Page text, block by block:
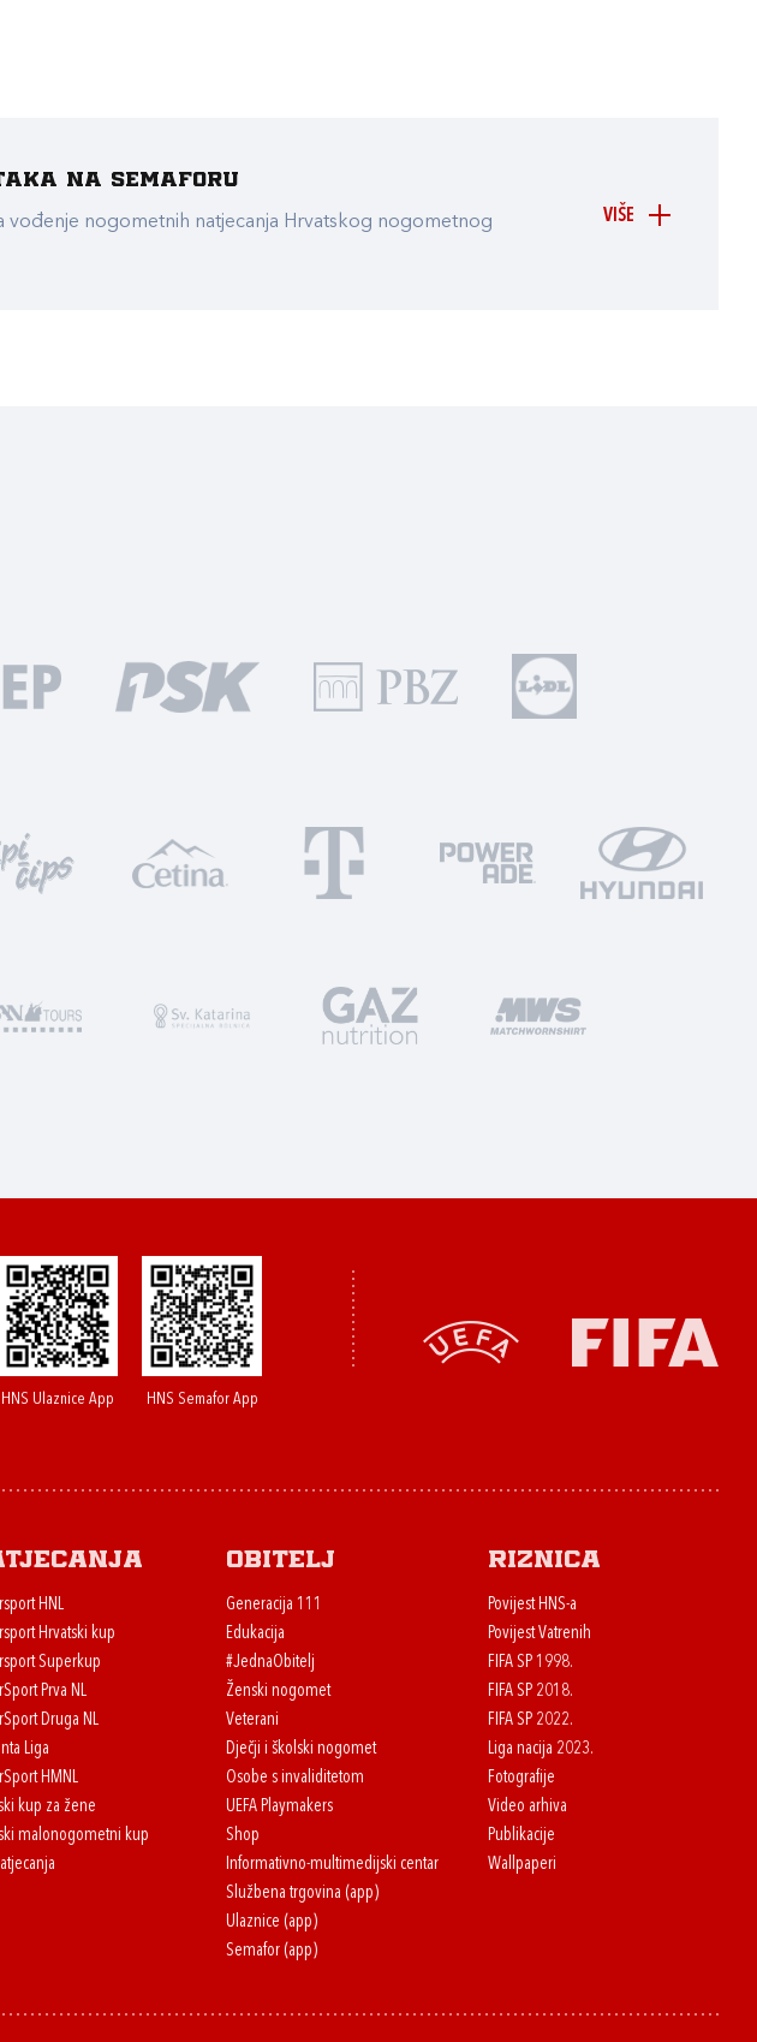
VIŠE
na Semaforu
nogometnih natjecanja Hrvatskog nogometnog
HNS Ulaznice App HNS Semafor App
HNL
Hrvatski kup
Superkup
Prva NL
Druga NL
Liga
HMNL
kup za žene
malonogometni kup
Obitelj
Generacija 111
Edukacija
#JednaObitelj
Ženski nogomet
Veterani
Dječji i školski nogomet
Osobe s invaliditetom
UEFA Playmakers
Shop
Informativno-multimedijski centar
Službena trgovina (app)
Ulaznice (app)
Semafor (app)
Riznica
Povijest HNS-a
Povijest Vatrenih
FIFA SP 1998.
FIFA SP 2018.
FIFA SP 2022.
Liga nacija 2023.
Fotografije
Video arhiva
Publikacije
Wallpaperi